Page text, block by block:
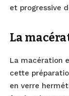
et progressive
La
La macération
cette
en verre